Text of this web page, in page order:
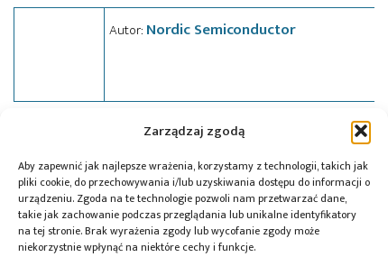
Zarządzaj zgodą
Aby zapewnić jak najlepsze wrażenia, korzystamy z technologii, takich jak
pliki cookie, do przechowywania i/lub uzyskiwania dostępu do informacji o
urządzeniu. Zgoda na te technologie pozwoli nam przetwarzać dane,
takie jak zachowanie podczas przeglądania lub unikalne identyfikatory
na tej stronie. Brak wyrażenia zgody lub wycofanie zgody może
niekorzystnie wpłynąć na niektóre cechy i funkcje.
Autor: Nordic Semiconductor
news,SoC
Przeczytaj również: